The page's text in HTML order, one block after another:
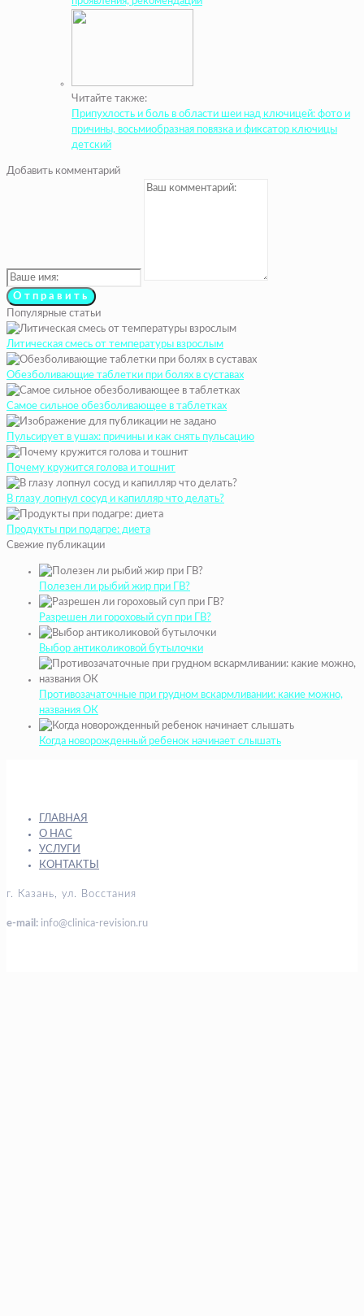
Читайте также:
Припухлость и боль в области шеи над ключицей: фото и
причины, восьмиобразная повязка и фиксатор ключицы
детский
Добавить комментарий
Популярные статьи
Литическая смесь от температуры взрослым
Обезболивающие таблетки при болях в суставах
Самое сильное обезболивающее в таблетках
Пульсирует в ушах: причины и как снять пульсацию
Почему кружится голова и тошнит
В глазу лопнул сосуд и капилляр что делать?
Продукты при подагре: диета
Свежие публикации
Полезен ли рыбий жир при ГВ?
Разрешен ли гороховый суп при ГВ?
Выбор антиколиковой бутылочки
Противозачаточные при грудном вскармливании: какие можно,
названия ОК
Когда новорожденный ребенок начинает слышать
ГЛАВНАЯ
О НАС
УСЛУГИ
КОНТАКТЫ
г. Казань, ул. Восстания
e-mail: info@clinica-revision.ru